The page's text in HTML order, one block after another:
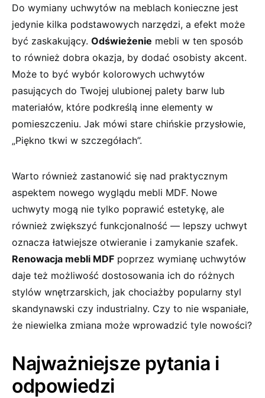
Do wymiany uchwytów na ⁣meblach​ konieczne jest
jedynie kilka podstawowych narzędzi, a efekt może
być zaskakujący. Odświeżenie mebli⁣ w ten sposób
to również dobra‍ okazja, by dodać osobisty akcent.
Może to być‍ wybór kolorowych uchwytów⁣
pasujących do Twojej ulubionej palety barw lub
materiałów, które podkreślą inne elementy w
pomieszczeniu. Jak mówi stare chińskie ​przysłowie,
„Piękno tkwi w szczegółach”.
Warto również zastanowić ‌się nad praktycznym
aspektem nowego wyglądu ⁣mebli MDF. Nowe
uchwyty mogą nie tylko poprawić estetykę, ale
również zwiększyć funkcjonalność — lepszy uchwyt
oznacza łatwiejsze ⁢otwieranie i zamykanie szafek.
Renowacja mebli MDF poprzez wymianę uchwytów
daje też‍ możliwość dostosowania ich do różnych
stylów wnętrzarskich, jak chociażby popularny styl
skandynawski czy industrialny. Czy to nie wspaniałe,​
że niewielka zmiana może wprowadzić tyle nowości?
Najważniejsze pytania i
odpowiedzi